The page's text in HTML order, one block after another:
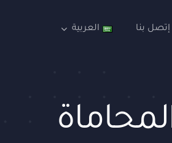
إتصل بنا العربية